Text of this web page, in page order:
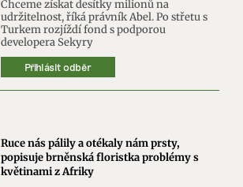
Chceme získat desítky milionů na
udržitelnost, říká právník Abel. Po střetu s
Turkem rozjíždí fond s podporou
developera Sekyry
Přihlásit odběr
Ruce nás pálily a otékaly nám prsty,
popisuje brněnská floristka problémy s
květinami z Afriky